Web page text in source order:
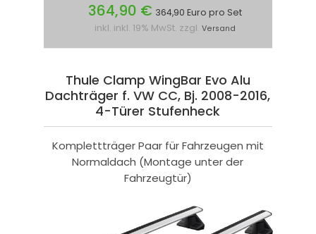
364,90 € 364,90 Euro pro Set
inkl. inkl. 19% MwSt. zzgl. Versand
Thule Clamp WingBar Evo Alu
Dachträger f. VW CC, Bj. 2008-2016,
4-Türer Stufenheck
Komplettträger Paar für Fahrzeugen mit
Normaldach (Montage unter der
Fahrzeugtür)